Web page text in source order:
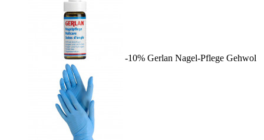
-10% Gerlan Nagel-Pflege Gehwol